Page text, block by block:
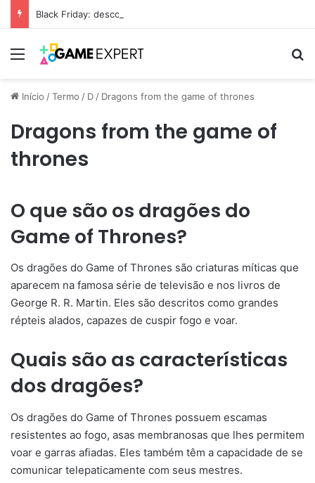
Black Friday: descontos incríveis em eletrônicos
Menu
Início /Termo / D / Dragons from the game of thrones
Dragons from the game of
thrones
O que são os dragões do
Game of Thrones?
Os dragões do Game of Thrones são criaturas míticas que
aparecem na famosa série de televisão e nos livros de
George R. R. Martin. Eles são descritos como grandes
répteis alados, capazes de cuspir fogo e voar.
Quais são as características
dos dragões?
Os dragões do Game of Thrones possuem escamas
resistentes ao fogo, asas membranosas que lhes permitem
voar e garras afiadas. Eles também têm a capacidade de se
comunicar telepaticamente com seus mestres.